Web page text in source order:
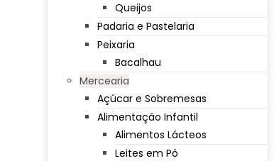
Queijos
Padaria e Pastelaria
Peixaria
Bacalhau
Mercearia
Açúcar e Sobremesas
Alimentação Infantil
Alimentos Lácteos
Leites em Pó